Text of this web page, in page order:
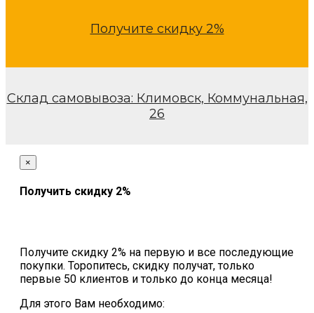
Получите скидку 2%
Склад самовывоза: Климовск, Коммунальная,
26
×
Получить скидку 2%
Получите скидку 2% на первую и все последующие
покупки. Торопитесь, скидку получат, только
первые 50 клиентов и только до конца месяца!
Для этого Вам необходимо: